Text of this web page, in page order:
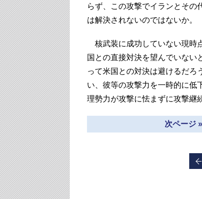
らず、この攻撃でイランとその
は解決されないのではないか。
核武装に成功していない現時
国との直接対決を望んでいない
って米国との対決は避けるだろ
い、彼等の攻撃力を一時的に低
理勢力が攻撃に怯まずに攻撃継
次ページ